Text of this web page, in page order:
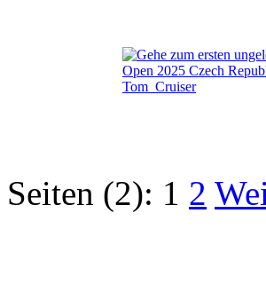
Open 2025 Czech
Tom_Cruiser
Seiten (2): 1 2